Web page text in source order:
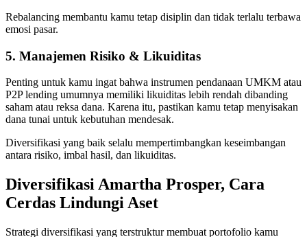
Rebalancing membantu kamu tetap disiplin dan tidak terlalu terbawa
emosi pasar.
5. Manajemen Risiko & Likuiditas
Penting untuk kamu ingat bahwa instrumen pendanaan UMKM atau
P2P lending umumnya memiliki likuiditas lebih rendah dibanding
saham atau reksa dana. Karena itu, pastikan kamu tetap menyisakan
dana tunai untuk kebutuhan mendesak.
Diversifikasi yang baik selalu mempertimbangkan keseimbangan
antara risiko, imbal hasil, dan likuiditas.
Diversifikasi Amartha Prosper, Cara
Cerdas Lindungi Aset
Strategi diversifikasi yang terstruktur membuat portofolio kamu